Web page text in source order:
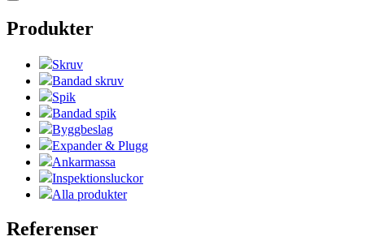
Produkter
Skruv
Bandad skruv
Spik
Bandad spik
Byggbeslag
Expander & Plugg
Ankarmassa
Inspektionsluckor
Alla produkter
Referenser